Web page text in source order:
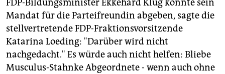
FDP-Bildungsminister Ekkehard Klug könnte sein
Mandat für die Parteifreundin abgeben, sagte die
stellvertretende FDP-Fraktionsvorsitzende
Katarina Loeding: "Darüber wird nicht
nachgedacht." Es würde auch nicht helfen: Bliebe
Musculus-Stahnke Abgeordnete - wenn auch ohne